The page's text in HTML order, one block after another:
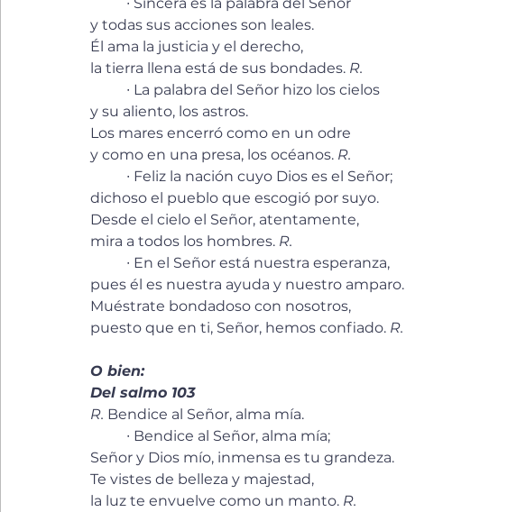
y todas sus acciones son leales.
Él ama la justicia y el derecho,
la tierra llena está de sus bondades. R.
	∙ La palabra del Señor hizo los cielos
y su aliento, los astros.
Los mares encerró como en un odre
y como en una presa, los océanos. R.
	∙ Feliz la nación cuyo Dios es el Señor;
dichoso el pueblo que escogió por suyo.
Desde el cielo el Señor, atentamente,
mira a todos los hombres. R.
	∙ En el Señor está nuestra esperanza,
pues él es nuestra ayuda y nuestro amparo.
Muéstrate bondadoso con nosotros,
puesto que en ti, Señor, hemos confiado. R.
O bien:
Del salmo 103
R. Bendice al Señor, alma mía.
	∙ Bendice al Señor, alma mía;
Señor y Dios mío, inmensa es tu grandeza.
Te vistes de belleza y majestad,
la luz te envuelve como un manto. R.